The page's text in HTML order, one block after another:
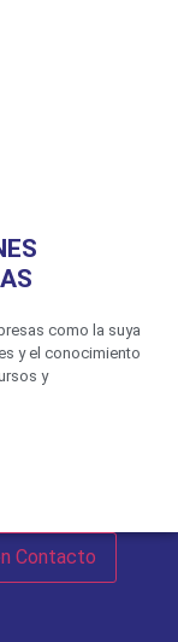
como la suya
y el conocimiento
y
Contacto